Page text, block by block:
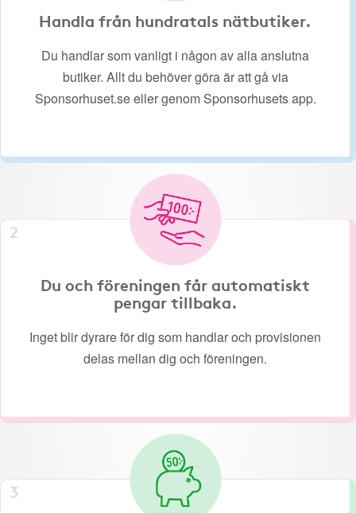
Handla från hundratals nätbutiker.
Du handlar som vanligt i någon av alla anslutna
butiker. Allt du behöver göra är att gå via
Sponsorhuset.se eller genom Sponsorhusets app.
2
Du och föreningen får automatiskt
pengar tillbaka.
Inget blir dyrare för dig som handlar och provisionen
delas mellan dig och föreningen.
3